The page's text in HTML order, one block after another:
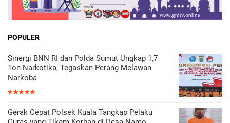
POPULER
Sinergi BNN RI dan Polda Sumut Ungkap 1,7
Ton Narkotika, Tegaskan Perang Melawan
Narkoba
Gerak Cepat Polsek Kuala Tangkap Pelaku